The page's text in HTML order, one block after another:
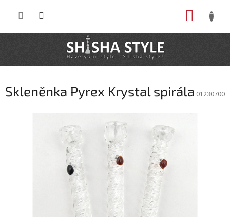
Skleněnka Pyrex Krystal spirála 01230700